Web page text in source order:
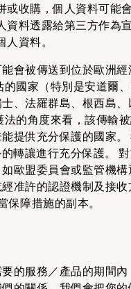
收購，個人資料可能
料透露給第三方作為
資料。
會被傳送到位於歐洲經
國家（特別是安道爾
、法羅群島、根西島
的角度來看，該傳輸
提供充分保護的國家
轉讓進行充分保護。
歐盟委員會或監管機
准許的認證機制及接
障措施的副本。
的服務／產品的期間